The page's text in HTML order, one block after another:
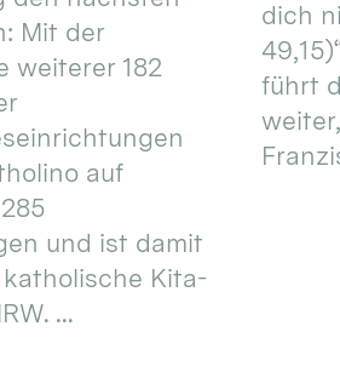
Mit der
weiterer 182
auf
und ist damit
Kita-
...
dich
führt